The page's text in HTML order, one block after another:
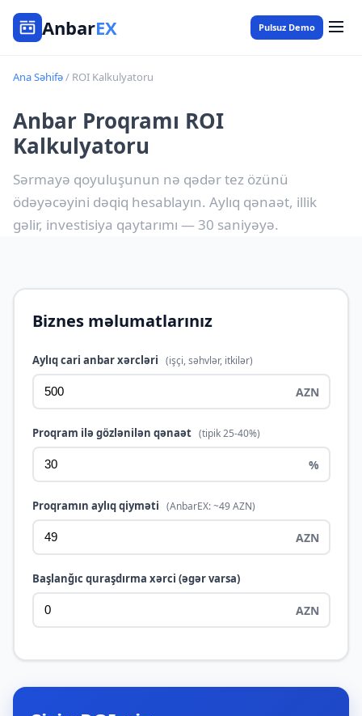
AnbarEX Pulsuz Demo
Ana Səhifə/ ROI Kalkulyatoru
Anbar Proqramı ROI
Kalkulyatoru
Sərmayə qoyuluşunun nə qədər tez özünü
ödəyəcəyini dəqiq hesablayın. Aylıq qənaət, illik
gəlir, investisiya qaytarımı — 30 saniyəyə.
Biznes məlumatlarınız
Aylıq cari anbar xərcləri (işçi, səhvlər, itkilər)
Proqram ilə gözlənilən qənaət (tipik 25-40%)
Proqramın aylıq qiyməti (AnbarEX: ~49 AZN)
Başlanğıc quraşdırma xərci (əgər varsa)